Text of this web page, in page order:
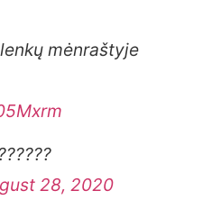
mėnraštyje
28, 2020